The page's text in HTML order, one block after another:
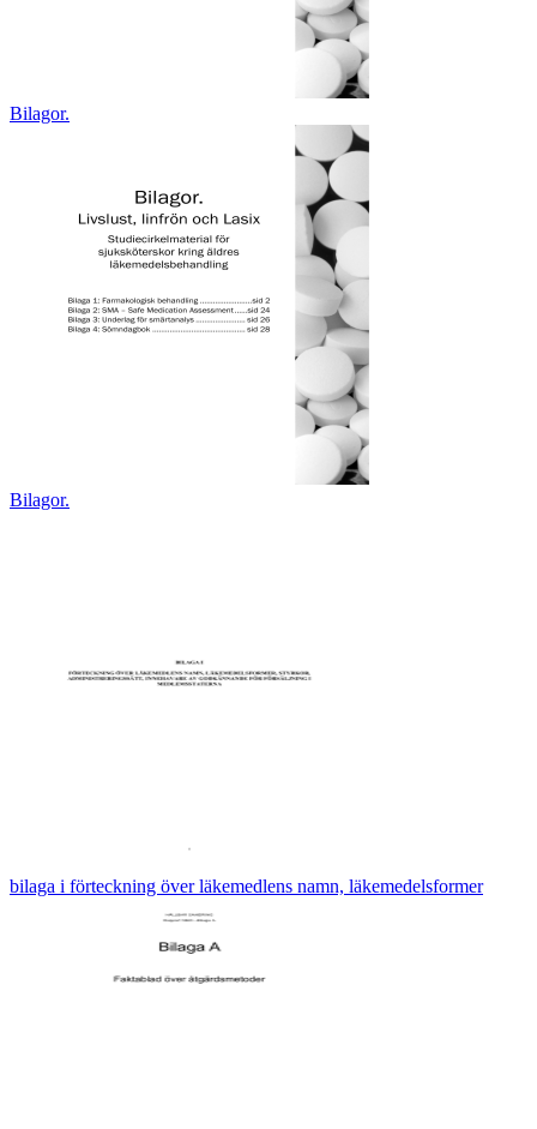
Bilagor.
Bilagor.
bilaga i förteckning över läkemedlens namn, läkemedelsformer